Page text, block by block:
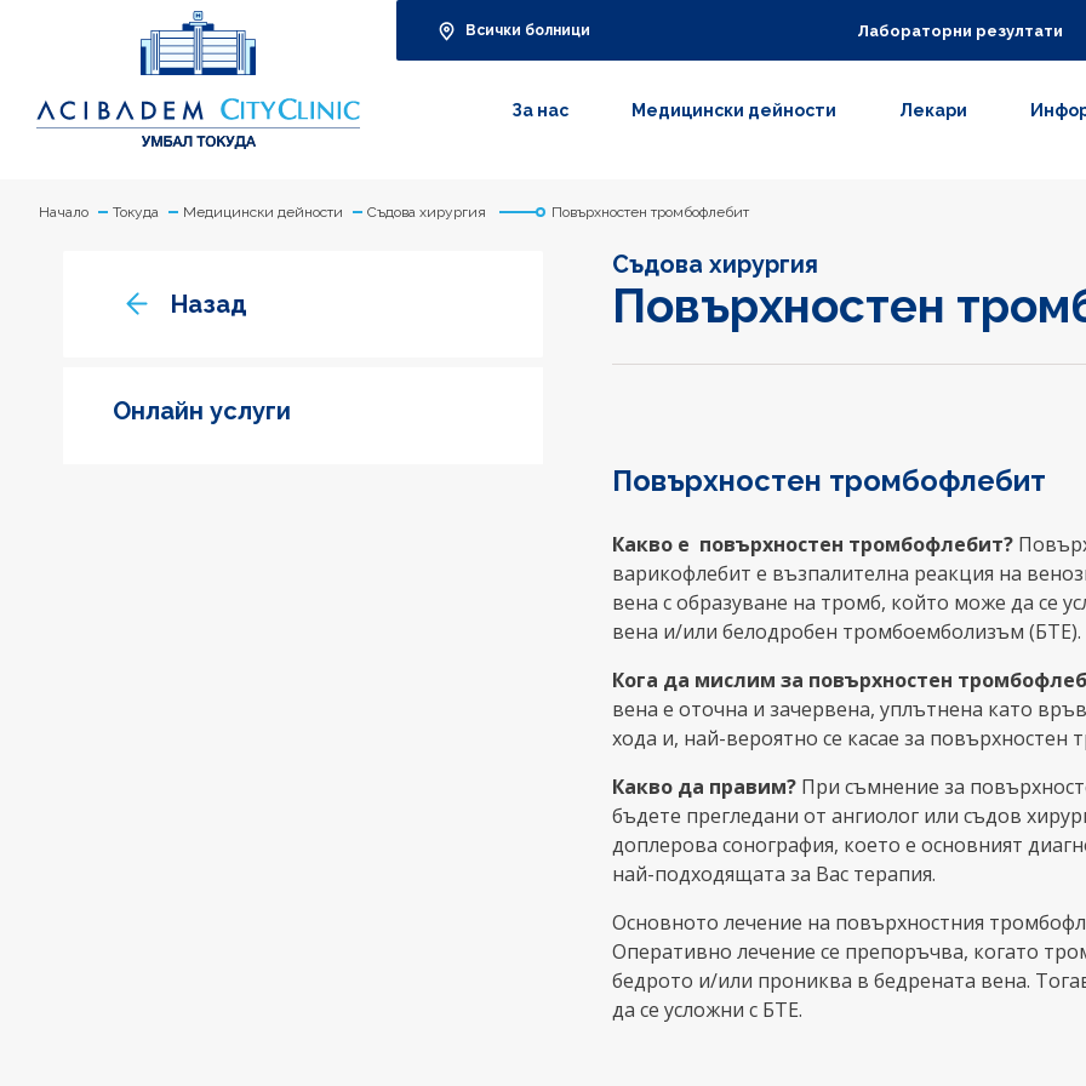
Всички болници Лабораторни резултати
За нас Медицински дейности Лекари
Начало Токуда Медицински дейности Съдова хирургия Повърхностен тромбофлебит
Назад
Онлайн услуги
Съдова хирургия
Повърхностен
Повърхностен тромбофлебит
Какво е повърхностен тромбофлебит?
варикофлебит е възпалителна реакция на
вена с образуване на тромб, който може да се
вена и/или белодробен тромбоемболизъм (БТЕ).
Кога да мислим за повърхностен
вена е оточна и зачервена, уплътнена като
хода и, най-вероятно се касае за повърхностен
Какво да правим? При съмнение за
бъдете прегледани от ангиолог или съдов
доплерова сонография, което е основният
най-подходящата за Вас терапия.
Основното лечение на повърхностния
Оперативно лечение се препоръчва, когато
бедрото и/или прониква в бедрената вена.
да се усложни с БТЕ.